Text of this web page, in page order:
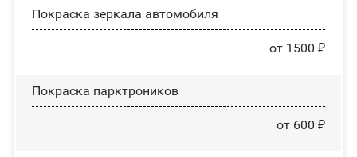
Покраска зеркала автомобиля
от 1500 ₽
Покраска парктроников
от 600 ₽